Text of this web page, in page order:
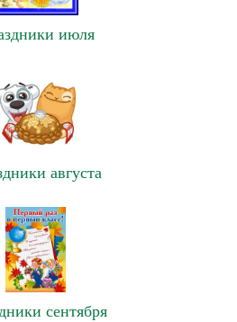
июля
августа
сентября